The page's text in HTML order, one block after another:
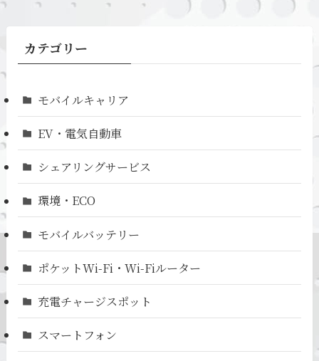
カテゴリー
モバイルキャリア
EV・電気自動車
シェアリングサービス
環境・ECO
モバイルバッテリー
ポケットWi-Fi・Wi-Fiルーター
充電チャージスポット
スマートフォン